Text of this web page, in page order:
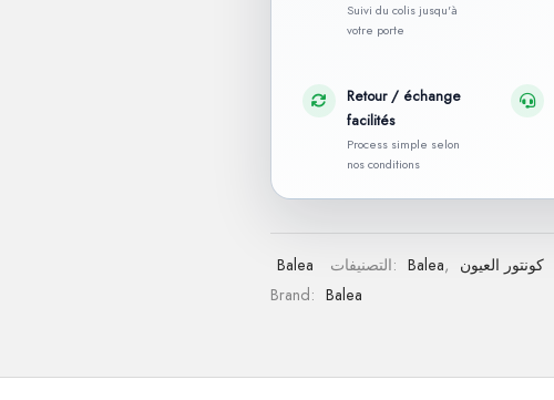
Suivi du colis jusqu'à
votre porte
Retour / échange
facilités
Process simple selon
nos conditions
Balea التصنيفات: Balea, كونتور العيون
Brand: Balea